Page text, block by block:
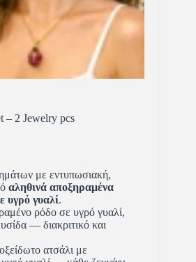
– 2 Jewelry pcs
με εντυπωσιακή,
αληθινά αποξηραμένα
υγρό γυαλί.
ρόδο σε υγρό γυαλί,
— διακριτικό και
ατσάλι με